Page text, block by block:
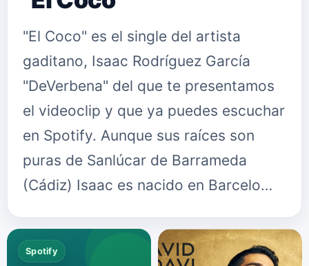
"El Coco" es el single del artista
gaditano, Isaac Rodríguez García
"DeVerbena" del que te presentamos
el videoclip y que ya puedes escuchar
en Spotify. Aunque sus raíces son
puras de Sanlúcar de Barrameda
(Cádiz) Isaac es nacido en Barcelo…
Spotify